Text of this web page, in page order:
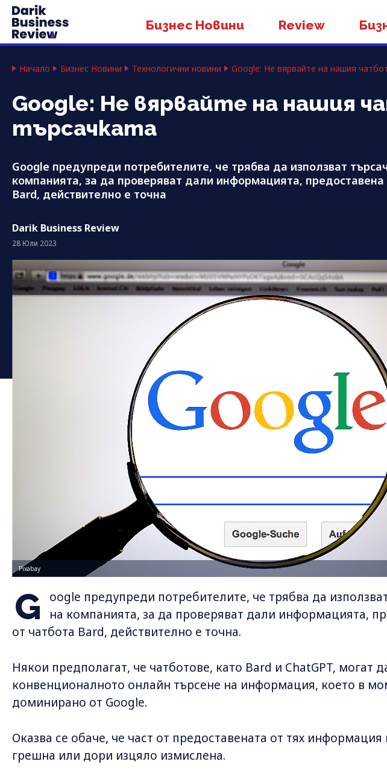
Бизнес Новини Review
Начало Бизнес Новини Технологични новини Google: Не вярвайте на нашия
Google: Не вярвайте на нашия
търсачката
Google предупреди потребителите, че трябва да използват
компанията, за да проверяват дали информацията, предоставена
Bard, действително е точна
Darik Business Review
28 Юли 2023
Pixabay
G
oogle предупреди потребителите, че трябва да
на компанията, за да проверяват дали информацията,
от чатбота Bard, действително е точна.
Някои предполагат, че чатботове, като Bard и ChatGPT, могат
конвенционалното онлайн търсене на информация, което в
доминирано от Google.
Оказва се обаче, че част от предоставената от тях
грешна или дори изцяло измислена.